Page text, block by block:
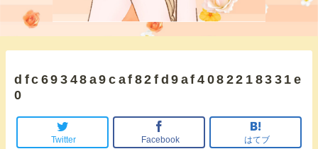
dfc69348a9caf82fd9af4082218331e
0
Twitter Facebook はてブ